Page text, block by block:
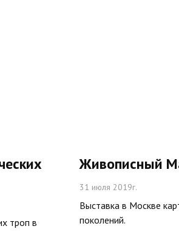
троп в
Живописный
31 июля 2019г.
Выставка в Москве
поколений.